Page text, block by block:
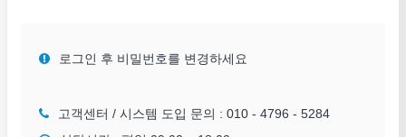
로그인 후 비밀번호를 변경하세요
고객센터 / 시스템 도입 문의 : 010 - 4796 - 5284